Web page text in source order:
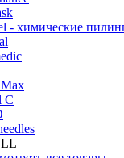
- химические
C